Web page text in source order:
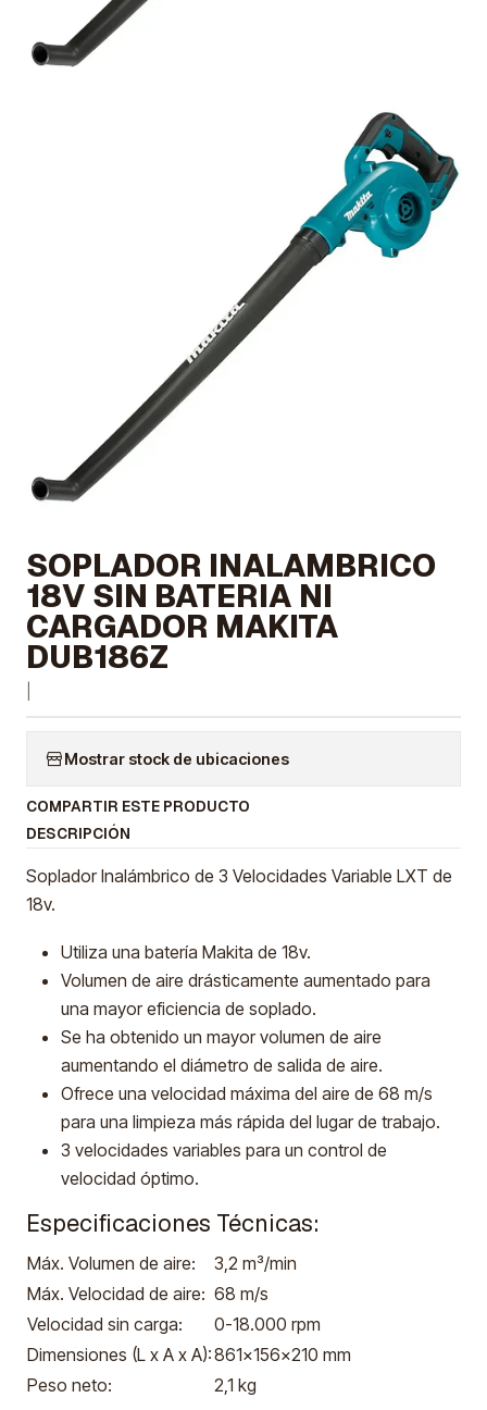
SOPLADOR INALAMBRICO
18V SIN BATERIA NI
CARGADOR MAKITA
DUB186Z
Mostrar stock de ubicaciones
COMPARTIR ESTE PRODUCTO
DESCRIPCIÓN
Soplador Inalámbrico de 3 Velocidades Variable LXT de
18v.
Utiliza una batería Makita de 18v.
Volumen de aire drásticamente aumentado para
una mayor eficiencia de soplado.
Se ha obtenido un mayor volumen de aire
aumentando el diámetro de salida de aire.
Ofrece una velocidad máxima del aire de 68 m/s
para una limpieza más rápida del lugar de trabajo.
3 velocidades variables para un control de
velocidad óptimo.
Especificaciones Técnicas:
Máx. Volumen de aire:
3,2 m³/min
Máx. Velocidad de aire: 68 m/s
Velocidad sin carga:
0-18.000 rpm
Dimensiones (L x A x A):861x156x210 mm
Peso neto:
2,1 kg